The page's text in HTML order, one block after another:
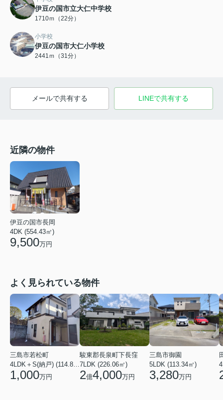
伊豆の国市立大仁中学校
1710ｍ（22分）
小学校
伊豆の国市大仁小学校
2441ｍ（31分）
メールで共有する LINEで共有する
近隣の物件
伊豆の国市長岡
4DK (554.43㎡)
9,500万円
よく見られている物件
三島市若松町
1,000万円
駿東郡長泉町下長窪
7LDK (226.06㎡)
2億4,000万円
三島市御園
5LDK (113.34㎡)
3,280万円